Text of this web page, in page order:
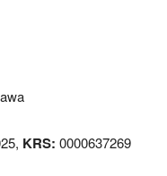
KRS: 0000637269